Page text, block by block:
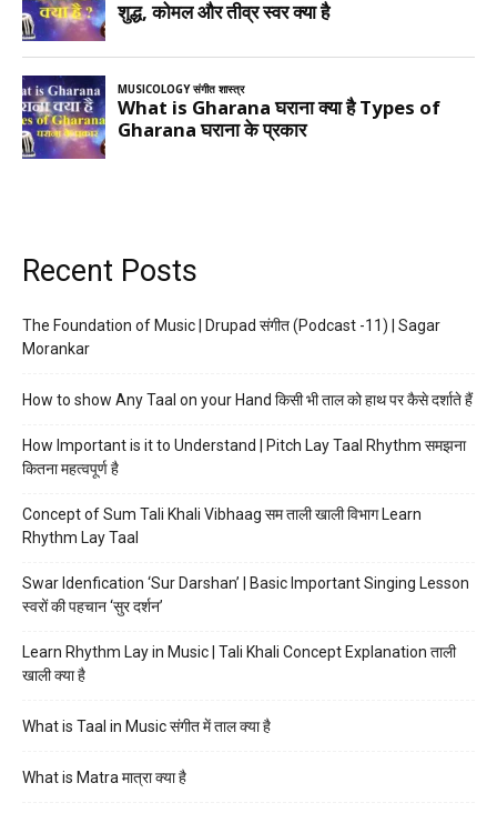
Recent Posts
The Foundation of Music | Drupad संगीत (Podcast -11) | Sagar
Morankar
How to show Any Taal on your Hand किसी भी ताल को हाथ पर कैसे दर्शाते हैं
How Important is it to Understand | Pitch Lay Taal Rhythm समझना
कितना महत्वपूर्ण है
Concept of Sum Tali Khali Vibhaag सम ताली खाली विभाग Learn
Rhythm Lay Taal
Swar Idenfication ‘Sur Darshan’ | Basic Important Singing Lesson
स्वरों की पहचान ‘सुर दर्शन’
Learn Rhythm Lay in Music | Tali Khali Concept Explanation ताली
खाली क्या है
What is Taal in Music संगीत में ताल क्या है
What is Matra मात्रा क्या है